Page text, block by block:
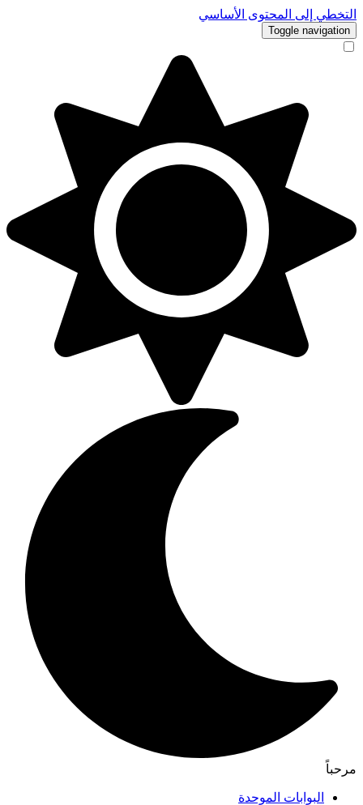
التخطي إلى المحتوى الأساسي
Toggle navigation
مرحباً
البوابات الموحدة